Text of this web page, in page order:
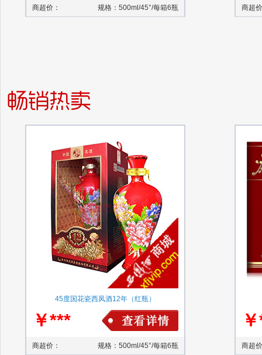
商超价： 规格：500ml/45°/每箱6瓶 商超
45度国花瓷西凤酒12年（红瓶）
￥***
商超价： 规格：500ml/45°/每箱6瓶 商超